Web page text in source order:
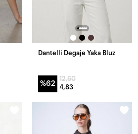
Dantelli Degaje Yaka Bluz
%62
12,60
4,83